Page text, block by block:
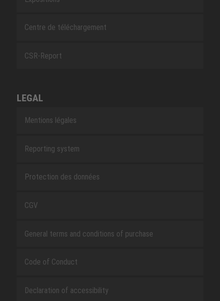
Centre de téléchargement
CSR-Report
LEGAL
Mentions légales
Reporting system
Protection des données
CGV
General terms and conditions of purchase
Code of Conduct
Declaration of accessibility